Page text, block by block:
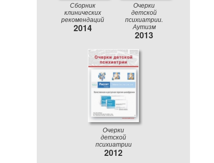
Сборник
клинических
рекомендаций
2014
Очерки
детской
психиатрии.
Аутизм
2013
Очерки
детской
психиатрии
2012